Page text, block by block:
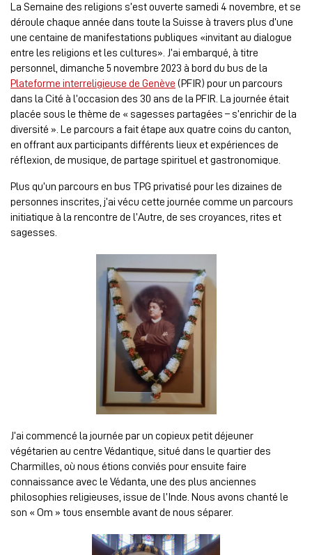
La Semaine des religions s’est ouverte samedi 4 novembre, et se
déroule chaque année dans toute la Suisse à travers plus d’une
une centaine de manifestations publiques «invitant au dialogue
entre les religions et les cultures». J’ai embarqué, à titre
personnel, dimanche 5 novembre 2023 à bord du bus de la
Plateforme interreligieuse de Genève (PFIR) pour un parcours
dans la Cité à l’occasion des 30 ans de la PFIR. La journée était
placée sous le thème de « sagesses partagées – s’enrichir de la
diversité ». Le parcours a fait étape aux quatre coins du canton,
en offrant aux participants différents lieux et expériences de
réflexion, de musique, de partage spirituel et gastronomique.
Plus qu’un parcours en bus TPG privatisé pour les dizaines de
personnes inscrites, j’ai vécu cette journée comme un parcours
initiatique à la rencontre de l’Autre, de ses croyances, rites et
sagesses.
J’ai commencé la journée par un copieux petit déjeuner
végétarien au centre Védantique, situé dans le quartier des
Charmilles, où nous étions conviés pour ensuite faire
connaissance avec le Védanta, une des plus anciennes
philosophies religieuses, issue de l’Inde. Nous avons chanté le
son « Om » tous ensemble avant de nous séparer.